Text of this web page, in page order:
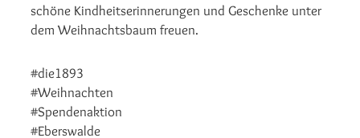
schöne Kindheitserinnerungen und Geschenke unter
dem Weihnachtsbaum freuen.
#die1893
#Weihnachten
#Spendenaktion
#Eberswalde